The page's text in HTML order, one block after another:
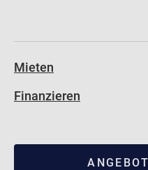
Mieten
Finanzieren